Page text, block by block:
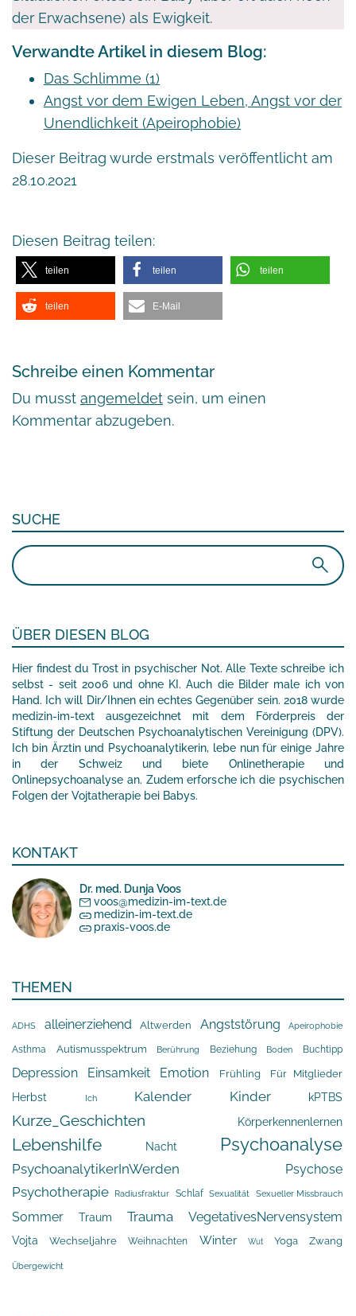
der Erwachsene) als Ewigkeit.
Verwandte Artikel in diesem Blog:
Das Schlimme (1)
Angst vor dem Ewigen Leben, Angst vor der
Unendlichkeit (Apeirophobie)
Dieser Beitrag wurde erstmals veröffentlicht am
28.10.2021
Diesen Beitrag teilen:
teilen teilen teilen
teilen E-Mail
Schreibe einen Kommentar
Du musst angemeldet sein, um einen
Kommentar abzugeben.
SUCHE
Suchen
nach:
ÜBER DIESEN BLOG
Hier findest du Trost in psychischer Not. Alle Texte schreibe ich
selbst - seit 2006 und ohne KI. Auch die Bilder male ich von
Hand. Ich will Dir/Ihnen ein echtes Gegenüber sein. 2018 wurde
medizin-im-text ausgezeichnet mit dem Förderpreis der
Stiftung der Deutschen Psychoanalytischen Vereinigung (DPV).
Ich bin Ärztin und Psychoanalytikerin, lebe nun für einige Jahre
in der Schweiz und biete Onlinetherapie und
Onlinepsychoanalyse an. Zudem erforsche ich die psychischen
Folgen der Vojtatherapie bei Babys.
KONTAKT
Dr. med. Dunja Voos
voos@medizin-im-text.de
medizin-im-text.de
praxis-voos.de
THEMEN
ADHS alleinerziehend Altwerden Angststörung Apeirophobie
Asthma Autismusspektrum Berührung Beziehung Boden Buchtipp
Depression Einsamkeit Emotion Frühling Für Mitglieder
Herbst Ich Kalender Kinder kPTBS
Kurze_Geschichten Körperkennenlernen
Lebenshilfe Nacht Psychoanalyse
PsychoanalytikerInWerden Psychose
Psychotherapie Radiusfraktur Schlaf Sexualität Sexueller Missbrauch
Sommer Traum Trauma VegetativesNervensystem
Vojta Wechseljahre Weihnachten Winter Wut Yoga Zwang
Übergewicht